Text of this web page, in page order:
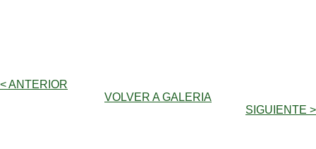
< ANTERIOR
VOLVER A GALERIA
SIGUIENTE >